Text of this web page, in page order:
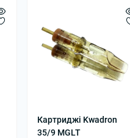
Картриджі Kwadron
35/9 MGLT